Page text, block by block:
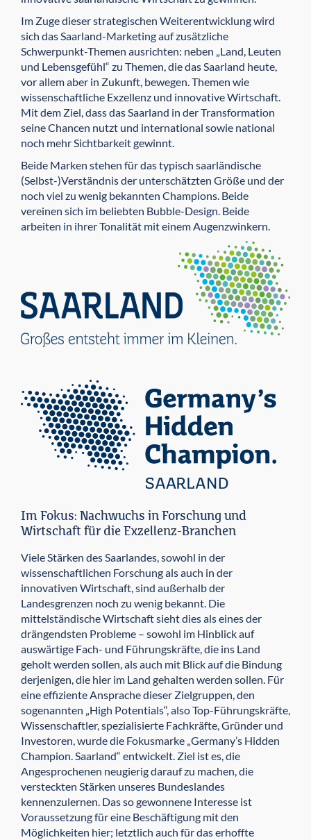
Im Zuge dieser strategischen Weiterentwicklung wird
sich das Saarland-Marketing auf zusätzliche
Schwerpunkt-Themen ausrichten: neben „Land, Leuten
und Lebensgefühl“ zu Themen, die das Saarland heute,
vor allem aber in Zukunft, bewegen. Themen wie
wissenschaftliche Exzellenz und innovative Wirtschaft.
Mit dem Ziel, dass das Saarland in der Transformation
seine Chancen nutzt und international sowie national
noch mehr Sichtbarkeit gewinnt.
Beide Marken stehen für das typisch saarländische
(Selbst-)Verständnis der unterschätzten Größe und der
noch viel zu wenig bekannten Champions. Beide
vereinen sich im beliebten Bubble-Design. Beide
arbeiten in ihrer Tonalität mit einem Augenzwinkern.
Im Fokus: Nachwuchs in Forschung und
Wirtschaft für die Exzellenz-Branchen
Viele Stärken des Saarlandes, sowohl in der
wissenschaftlichen Forschung als auch in der
innovativen Wirtschaft, sind außerhalb der
Landesgrenzen noch zu wenig bekannt. Die
mittelständische Wirtschaft sieht dies als eines der
drängendsten Probleme – sowohl im Hinblick auf
auswärtige Fach- und Führungskräfte, die ins Land
geholt werden sollen, als auch mit Blick auf die Bindung
derjenigen, die hier im Land gehalten werden sollen. Für
eine effiziente Ansprache dieser Zielgruppen, den
sogenannten „High Potentials“, also Top-Führungskräfte,
Wissenschaftler, spezialisierte Fachkräfte, Gründer und
Investoren, wurde die Fokusmarke „Germany’s Hidden
Champion. Saarland“ entwickelt. Ziel ist es, die
Angesprochenen neugierig darauf zu machen, die
versteckten Stärken unseres Bundeslandes
kennenzulernen. Das so gewonnene Interesse ist
Voraussetzung für eine Beschäftigung mit den
Möglichkeiten hier; letztlich auch für das erhoffte